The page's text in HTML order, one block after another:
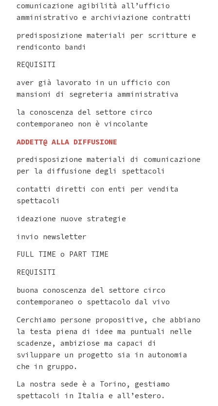
comunicazione agibilità all’ufficio
amministrativo e archiviazione contratti
predisposizione materiali per scritture e
rendiconto bandi
REQUISITI
aver già lavorato in un ufficio con
mansioni di segreteria amministrativa
la conoscenza del settore circo
contemporaneo non è vincolante
ADDETT@ ALLA DIFFUSIONE
predisposizione materiali di comunicazione
per la diffusione degli spettacoli
contatti diretti con enti per vendita
spettacoli
ideazione nuove strategie
invio newsletter
FULL TIME o PART TIME
REQUISITI
buona conoscenza del settore circo
contemporaneo o spettacolo dal vivo
Cerchiamo persone propositive, che abbiano
la testa piena di idee ma puntuali nelle
scadenze, ambiziose ma capaci di
sviluppare un progetto sia in autonomia
che in gruppo.
La nostra sede è a Torino, gestiamo
spettacoli in Italia e all’estero.